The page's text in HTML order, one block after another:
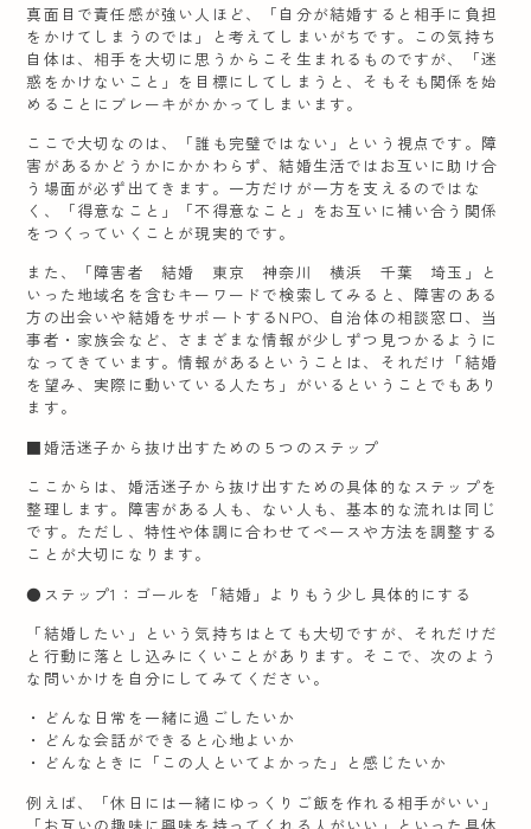
真面目で責任感が強い人ほど、「自分が結婚すると相手に負担
をかけてしまうのでは」と考えてしまいがちです。この気持ち
自体は、相手を大切に思うからこそ生まれるものですが、「迷
惑をかけないこと」を目標にしてしまうと、そもそも関係を始
めることにブレーキがかかってしまいます。
ここで大切なのは、「誰も完璧ではない」という視点です。障
害があるかどうかにかかわらず、結婚生活ではお互いに助け合
う場面が必ず出てきます。一方だけが一方を支えるのではな
く、「得意なこと」「不得意なこと」をお互いに補い合う関係
をつくっていくことが現実的です。
また、「障害者 結婚 東京 神奈川 横浜 千葉 埼玉」と
いった地域名を含むキーワードで検索してみると、障害のある
方の出会いや結婚をサポートするNPO、自治体の相談窓口、当
事者・家族会など、さまざまな情報が少しずつ見つかるように
なってきています。情報があるということは、それだけ「結婚
を望み、実際に動いている人たち」がいるということでもあり
ます。
■婚活迷子から抜け出すための５つのステップ
ここからは、婚活迷子から抜け出すための具体的なステップを
整理します。障害がある人も、ない人も、基本的な流れは同じ
です。ただし、特性や体調に合わせてペースや方法を調整する
ことが大切になります。
●ステップ1：ゴールを「結婚」よりもう少し具体的にする
「結婚したい」という気持ちはとても大切ですが、それだけだ
と行動に落とし込みにくいことがあります。そこで、次のよう
な問いかけを自分にしてみてください。
・どんな日常を一緒に過ごしたいか
・どんな会話ができると心地よいか
・どんなときに「この人といてよかった」と感じたいか
例えば、「休日には一緒にゆっくりご飯を作れる相手がいい」